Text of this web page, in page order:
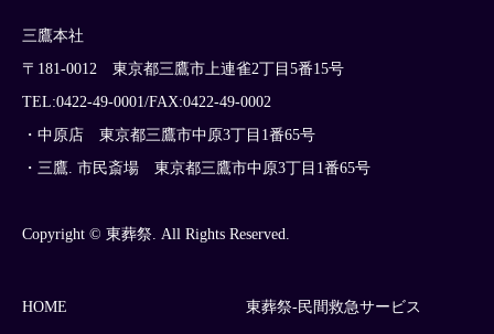
三鷹本社
〒181-0012 東京都三鷹市上連雀2丁目5番15号
TEL:0422-49-0001/FAX:0422-49-0002
・中原店 東京都三鷹市中原3丁目1番65号
・三鷹. 市民斎場 東京都三鷹市中原3丁目1番65号
Copyright © 東葬祭. All Rights Reserved.
HOME 東葬祭-民間救急サービス